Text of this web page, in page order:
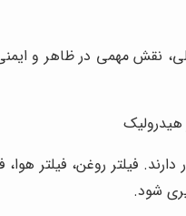
نقش مهمی در ظاهر و
هیدرولیک
فیلتر روغن، فیلتر
شود.